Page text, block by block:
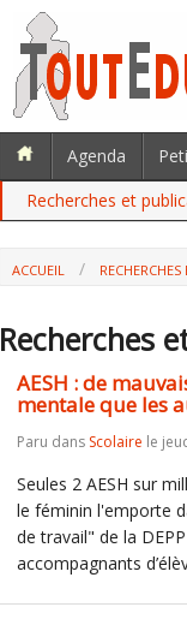
Agenda
Recherches et
ACCUEIL
Recherches
AESH : de
mentale que les
Paru dans Scolaire le
Seules 2 AESH sur
le féminin l'emporte
de travail" de la
accompagnants